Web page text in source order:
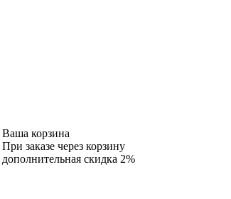
Ваша корзина
При заказе через корзину
дополнительная скидка 2%